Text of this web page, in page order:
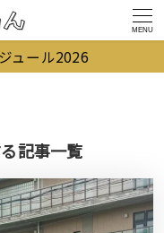
MENU
ュール2026
記事一覧